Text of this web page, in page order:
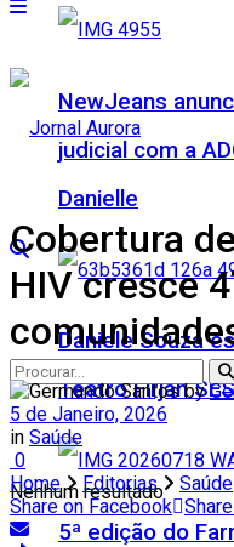
NewJeans
judicial com a
Danielle
Daniele Souza
Teatro Firjan
5ª edição do
Nenhum resultado
Cobertura
HIV cresce
by
5 de Janeiro, 2026
in Saúde
0
Home
Editorias
Saúde
Share on Facebook